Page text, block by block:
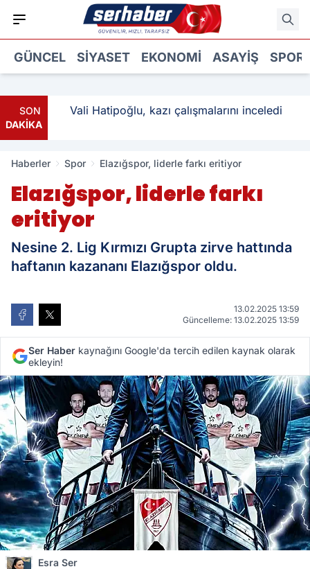
GÜNCEL SIYASET EKONOMI ASAYIŞ SPOR
SON
DAKİKA
Vali Hatipoğlu, kazı çalışmalarını inceledi
Haberler Spor Elazığspor, liderle farkı eritiyor
Elazığspor, liderle farkı
eritiyor
Nesine 2. Lig Kırmızı Grupta zirve hattında
haftanın kazananı Elazığspor oldu.
13.02.2025 13:59
Güncelleme: 13.02.2025 13:59
Ser Haber kaynağını Google'da tercih edilen kaynak olarak
ekleyin!
Esra Ser